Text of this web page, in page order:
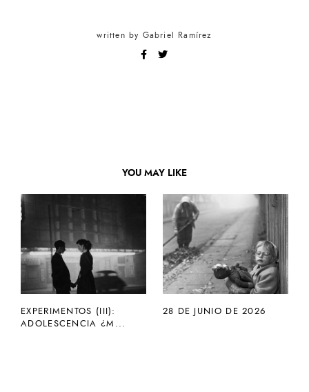
written by Gabriel Ramírez
YOU MAY LIKE
EXPERIMENTOS (III):
ADOLESCENCIA ¿M...
28 DE JUNIO DE 2026